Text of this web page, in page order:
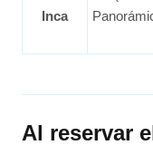
Inca
Al reservar